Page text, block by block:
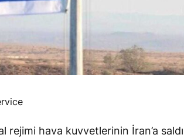
rejimi hava kuvvetlerinin İran’a